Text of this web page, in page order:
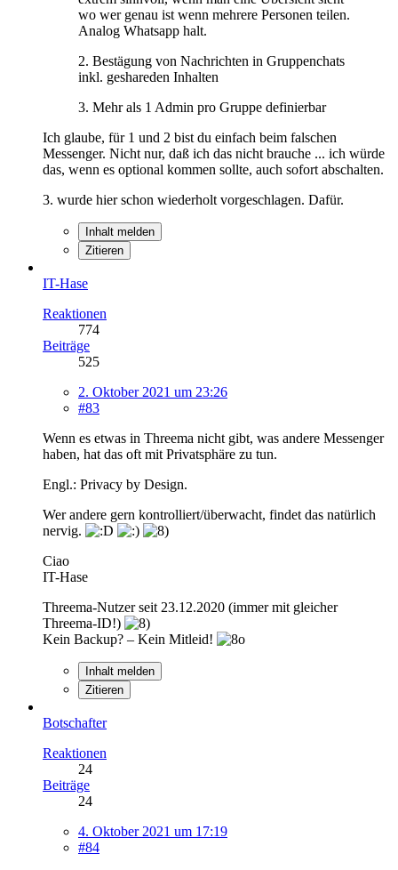
wo wer genau ist wenn mehrere Personen teilen.
Analog Whatsapp halt.
2. Bestägung von Nachrichten in Gruppenchats
inkl. geshareden Inhalten
3. Mehr als 1 Admin pro Gruppe definierbar
Ich glaube, für 1 und 2 bist du einfach beim falschen
Messenger. Nicht nur, daß ich das nicht brauche ... ich würde
das, wenn es optional kommen sollte, auch sofort abschalten.
3. wurde hier schon wiederholt vorgeschlagen. Dafür.
Inhalt melden
Zitieren
IT-Hase
Reaktionen
774
Beiträge
525
2. Oktober 2021 um 23:26
#83
Wenn es etwas in Threema nicht gibt, was andere Messenger
haben, hat das oft mit Privatsphäre zu tun.
Engl.: Privacy by Design.
Wer andere gern kontrolliert/überwacht, findet das natürlich
nervig.
Ciao
IT-Hase
Threema-Nutzer seit 23.12.2020 (immer mit gleicher
Threema-ID!)
Kein Backup? – Kein Mitleid!
Inhalt melden
Zitieren
Botschafter
Reaktionen
24
Beiträge
24
4. Oktober 2021 um 17:19
#84